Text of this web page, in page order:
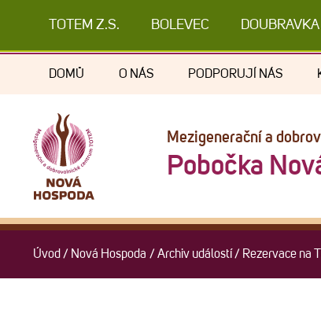
TOTEM Z.S. BOLEVEC DOUBRAVKA
DOMŮ O NÁS PODPORUJÍ NÁS
Mezigenerační a
Pobočka
Úvod / Nová Hospoda / Archiv událostí / Rezervace na